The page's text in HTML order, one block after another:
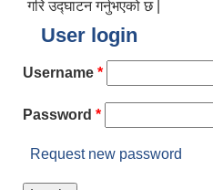
गरि उद्घाटन गर्नुभएको छ |
User login
Username *
Password *
Request new password